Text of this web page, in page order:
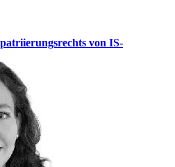
von IS-